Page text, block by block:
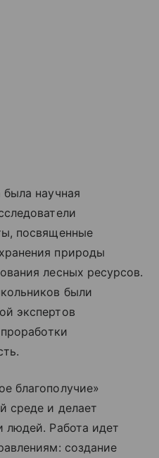
научная
посвященные
природы
лесных ресурсов.
были
экспертов
благополучие»
среде и делает
людей. Работа идет
создание